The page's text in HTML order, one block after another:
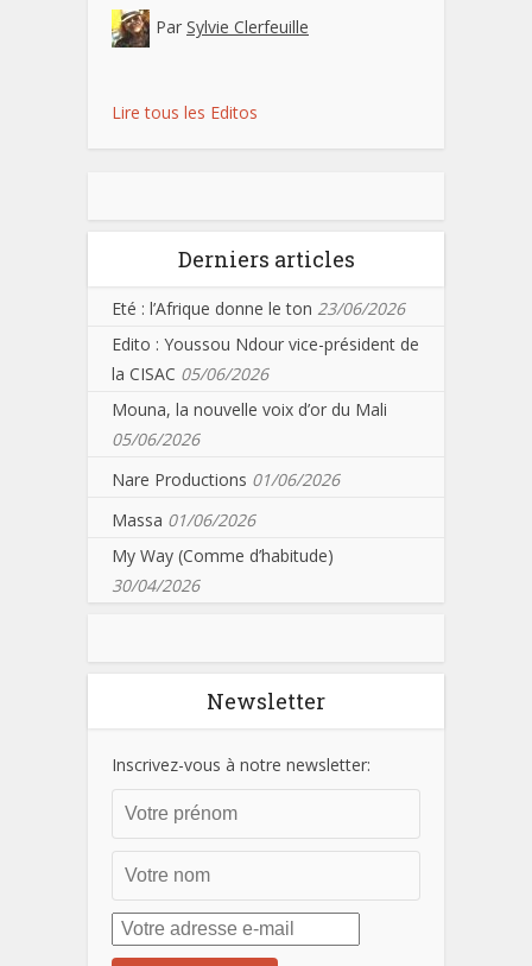
Par Sylvie Clerfeuille
Lire tous les Editos
Derniers articles
Eté : l’Afrique donne le ton 23/06/2026
Edito : Youssou Ndour vice-président de
la CISAC 05/06/2026
Mouna, la nouvelle voix d’or du Mali
05/06/2026
Nare Productions 01/06/2026
Massa 01/06/2026
My Way (Comme d’habitude)
30/04/2026
Newsletter
Inscrivez-vous à notre newsletter: